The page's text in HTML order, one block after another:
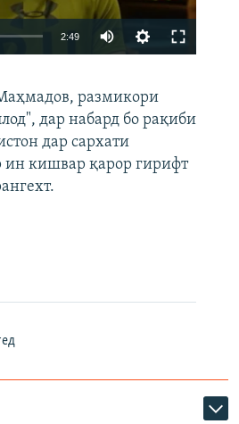
360p 480p
1080p
2:49
360p
480p
размикори
дар набард бо рақиби
дар сархати
кишвар қарор гирифт